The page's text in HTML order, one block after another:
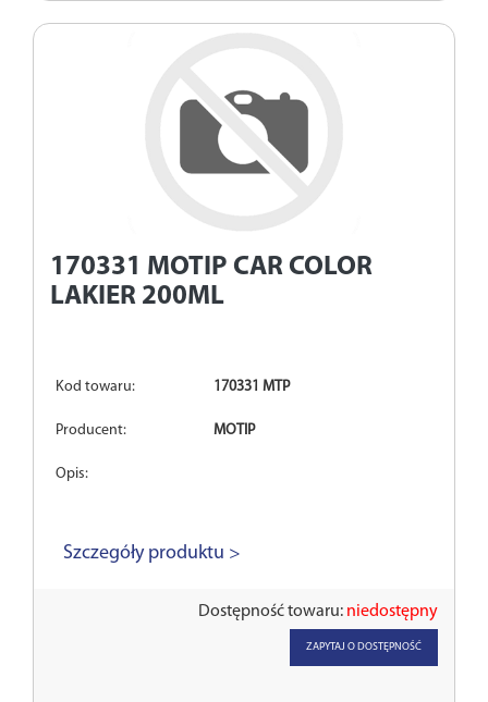
170331 MOTIP CAR COLOR
LAKIER 200ML
Kod towaru: 170331 MTP
Producent: MOTIP
Opis:
Szczegóły produktu >
Dostępność towaru: niedostępny
ZAPYTAJ O DOSTĘPNOŚĆ